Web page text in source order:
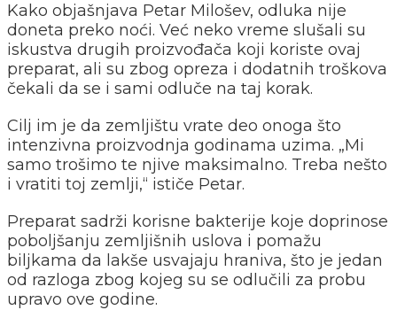
Kako objašnjava Petar Milošev, odluka nije
doneta preko noći. Već neko vreme slušali su
iskustva drugih proizvođača koji koriste ovaj
preparat, ali su zbog opreza i dodatnih troškova
čekali da se i sami odluče na taj korak.
Cilj im je da zemljištu vrate deo onoga što
intenzivna proizvodnja godinama uzima. „Mi
samo trošimo te njive maksimalno. Treba nešto
i vratiti toj zemlji,“ ističe Petar.
Preparat sadrži korisne bakterije koje doprinose
poboljšanju zemljišnih uslova i pomažu
biljkama da lakše usvajaju hraniva, što je jedan
od razloga zbog kojeg su se odlučili za probu
upravo ove godine.